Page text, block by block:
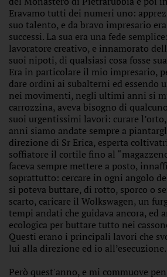
Eravamo tutti dei numeri uno:
suo talento, e da bravo impresario
successi. La sua era una fede
lavoratore creativo, e innamorato
suoi nipoti, di qualsiasi cosa fosse
Era in particolare il mio impresario,
dare ordini ai subalterni ed essendo
nei movimenti, negli ultimi anni si
carrozzina, aveva bisogno di
suoi urgentissimi lavori: curare
anni siamo andate sempre a
direzione di Sr Erica, esperta
soffiatore il cortile fino al
faceva sempre mettere a posto,
soprattutto: cercare in ogni angolo
si poteva buttare, di rotto, sporco o
scarto, caricare il Wolkswagen, un
tempi andati che guidava ancora, ed
ecologica per buttare tutto nei
Questi erano i principali lavori che
lui alla direzione ed io all’esecuzione.
Però quest'anno, e mi commuove